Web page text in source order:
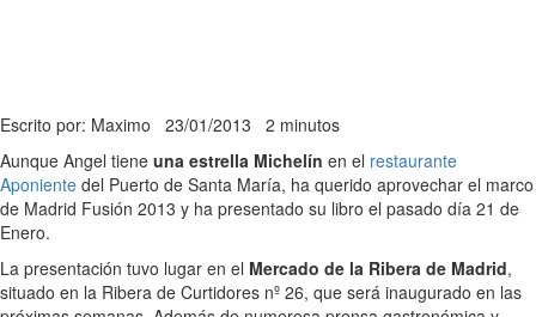
Escrito por: Maximo 23/01/2013 2 minutos
Aunque Angel tiene una estrella Michelín en el restaurante
Aponiente del Puerto de Santa María, ha querido aprovechar el marco
de Madrid Fusión 2013 y ha presentado su libro el pasado día 21 de
Enero.
La presentación tuvo lugar en el Mercado de la Ribera de Madrid,
situado en la Ribera de Curtidores nº 26, que será inaugurado en las